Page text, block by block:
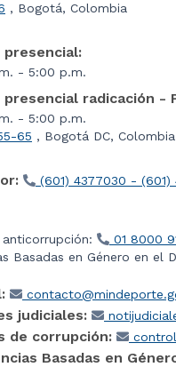
, Bogotá, Colombia
presencial:
- 5:00 p.m.
radicación -
- 5:00 p.m.
65 , Bogotá DC,
(601) 4377030 - (601)
01 8000
Basadas en Género en el
judiciales:
de corrupción:
Basadas en